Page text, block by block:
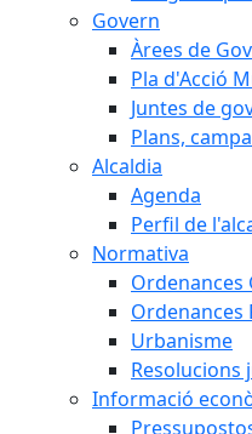
Govern
Àrees de
Pla d'Acció
Juntes de
Plans,
Alcaldia
Agenda
Perfil de
Normativa
Ordenances
Ordenances
Urbanisme
Resolucions
Informació